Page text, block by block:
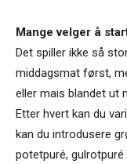
Mange velger å
Det spiller ikke så
middagsmat først,
eller mais blandet ut
Etter hvert kan du
kan du introdusere
potetpuré,